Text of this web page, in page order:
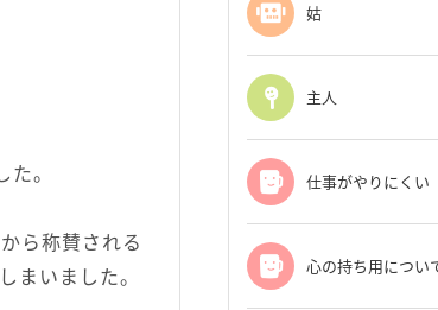
。
ら称賛される
まいました。
姑
主人
仕事がやりにくい
心の持ち用につい